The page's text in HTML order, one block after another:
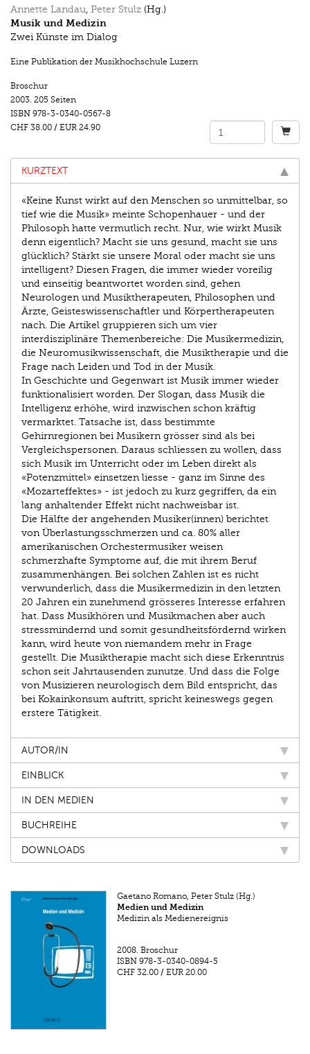
Annette Landau, Peter Stulz (Hg.)
Musik und Medizin
Zwei Künste im Dialog
Eine Publikation der Musikhochschule Luzern
Broschur
2003. 205 Seiten
ISBN 978-3-0340-0567-8
CHF 38.00 / EUR 24.90
KURZTEXT
«Keine Kunst wirkt auf den Menschen so unmittelbar, so
tief wie die Musik» meinte Schopenhauer - und der
Philosoph hatte vermutlich recht. Nur, wie wirkt Musik
denn eigentlich? Macht sie uns gesund, macht sie uns
glücklich? Stärkt sie unsere Moral oder macht sie uns
intelligent? Diesen Fragen, die immer wieder voreilig
und einseitig beantwortet worden sind, gehen
Neurologen und Musiktherapeuten, Philosophen und
Ärzte, Geisteswissenschaftler und Körpertherapeuten
nach. Die Artikel gruppieren sich um vier
interdisziplinäre Themenbereiche: Die Musikermedizin,
die Neuromusikwissenschaft, die Musiktherapie und die
Frage nach Leiden und Tod in der Musik.
In Geschichte und Gegenwart ist Musik immer wieder
funktionalisiert worden. Der Slogan, dass Musik die
Intelligenz erhöhe, wird inzwischen schon kräftig
vermarktet. Tatsache ist, dass bestimmte
Gehirnregionen bei Musikern grösser sind als bei
Vergleichspersonen. Daraus schliessen zu wollen, dass
sich Musik im Unterricht oder im Leben direkt als
«Potenzmittel» einsetzen liesse - ganz im Sinne des
«Mozarteffektes» - ist jedoch zu kurz gegriffen, da ein
lang anhaltender Effekt nicht nachweisbar ist.
Die Hälfte der angehenden Musiker(innen) berichtet
von Überlastungsschmerzen und ca. 80% aller
amerikanischen Orchestermusiker weisen
schmerzhafte Symptome auf, die mit ihrem Beruf
zusammenhängen. Bei solchen Zahlen ist es nicht
verwunderlich, dass die Musikermedizin in den letzten
20 Jahren ein zunehmend grösseres Interesse erfahren
hat. Dass Musikhören und Musikmachen aber auch
stressmindernd und somit gesundheitsfördernd wirken
kann, wird heute von niemandem mehr in Frage
gestellt. Die Musiktherapie macht sich diese Erkenntnis
schon seit Jahrtausenden zunutze. Und dass die Folge
von Musizieren neurologisch dem Bild entspricht, das
bei Kokainkonsum auftritt, spricht keineswegs gegen
erstere Tätigkeit.
AUTOR/IN
EINBLICK
IN DEN MEDIEN
BUCHREIHE
DOWNLOADS
Gaetano Romano, Peter Stulz (Hg.)
Medien und Medizin
Medizin als Medienereignis
2008. Broschur
ISBN 978-3-0340-0894-5
CHF 32.00 /EUR 20.00